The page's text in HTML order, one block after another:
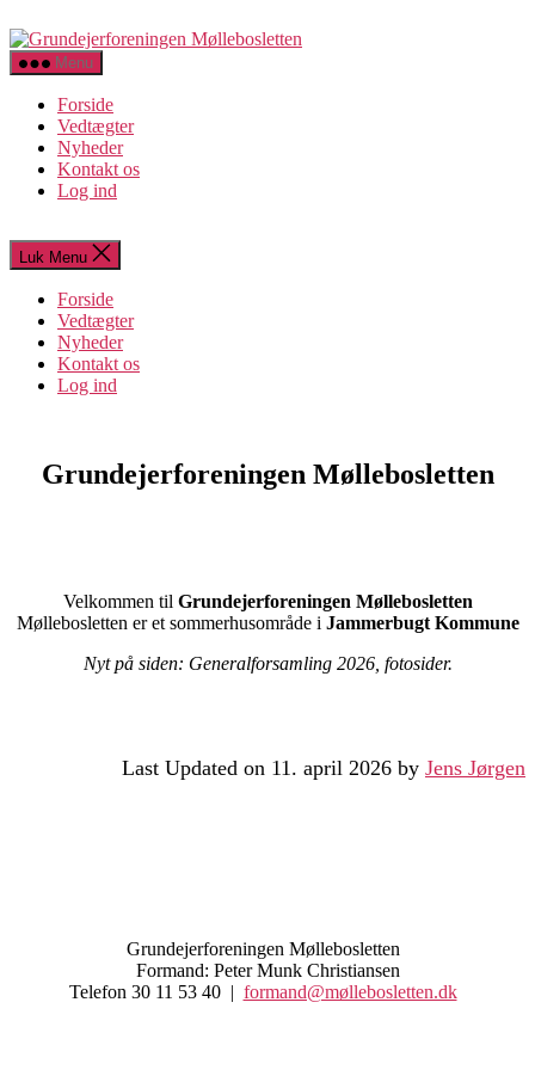
til
indholdet
Menu
Forside
Vedtægter
Nyheder
Kontakt os
Log ind
Luk Menu
Forside
Vedtægter
Nyheder
Kontakt os
Log ind
Grundejerforeningen Møllebosletten
Velkommen til Grundejerforeningen Møllebosletten
Møllebosletten er et sommerhusområde i Jammerbugt Kommune
Nyt på siden: Generalforsamling 2026, fotosider.
Last Updated on 11. april 2026 by Jens Jørgen
Grundejerforeningen Møllebosletten
Formand: Peter Munk Christiansen
Telefon 30 11 53 40 | formand@møllebosletten.dk